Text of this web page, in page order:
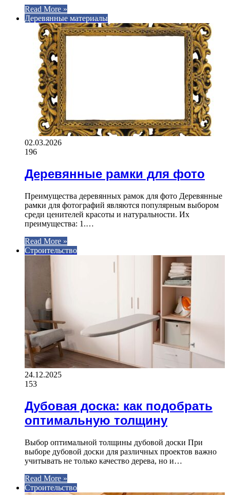
Read More »
Деревянные материалы
02.03.2026
196
Деревянные рамки для фото
Преимущества деревянных рамок для фото Деревянные
рамки для фотографий являются популярным выбором
среди ценителей красоты и натуральности. Их
преимущества: 1.…
Read More »
Строительство
24.12.2025
153
Дубовая доска: как подобрать
оптимальную толщину
Выбор оптимальной толщины дубовой доски При
выборе дубовой доски для различных проектов важно
учитывать не только качество дерева, но и…
Read More »
Строительство